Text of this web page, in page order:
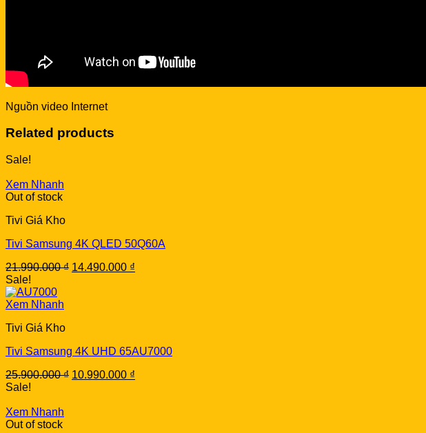
Nguồn video Internet
Related products
Sale!
Xem Nhanh
Out of stock
Tivi Giá Kho
Tivi Samsung 4K QLED 50Q60A
21.990.000₫ Original
14.490.000 ₫
Sale!
Xem Nhanh
Tivi Giá Kho
Tivi Samsung 4K UHD 65AU7000
25.900.000₫ Original
10.990.000 ₫
Sale!
Xem Nhanh
Out of stock